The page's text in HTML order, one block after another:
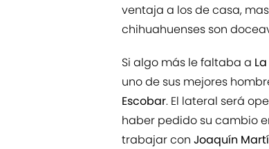
ventaja a los de casa,
chihuahuenses son
Si algo más le faltaba a
uno de sus mejores
Escobar. El lateral será
haber pedido su cambio
trabajar con Joaquín